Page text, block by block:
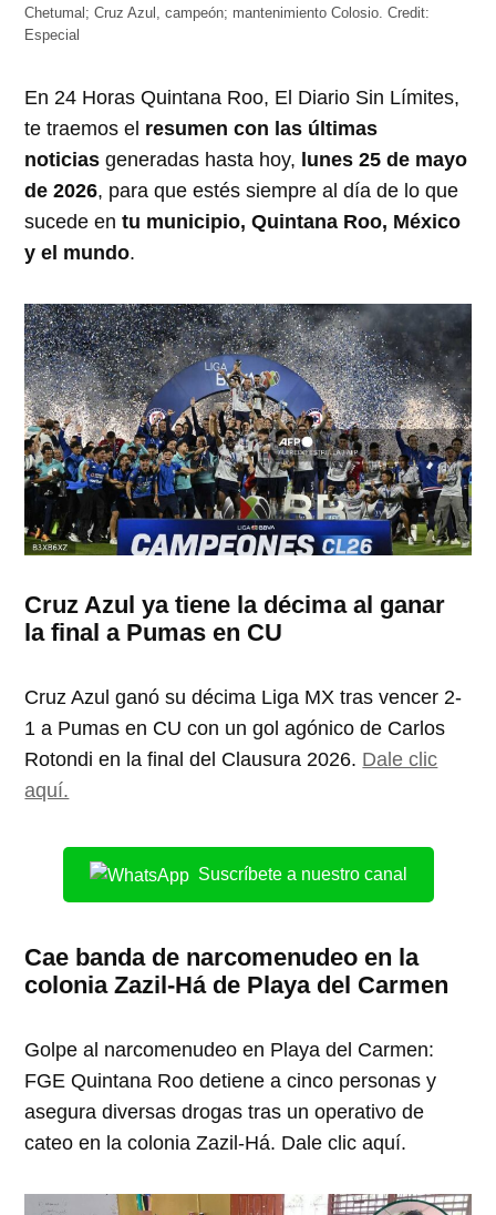
Chetumal; Cruz Azul, campeón; mantenimiento Colosio.Credit:
Especial
En 24 Horas Quintana Roo, El Diario Sin Límites,
te traemos el resumen con las últimas
noticias generadas hasta hoy, lunes 25 de mayo
de 2026, para que estés siempre al día de lo que
sucede entu municipio, Quintana Roo, México
y el mundo.
Cruz Azul ya tiene la décima al ganar
la final a Pumas en CU
Cruz Azul ganó su décima Liga MX tras vencer 2-
1 a Pumas en CU con un gol agónico de Carlos
Rotondi en la final del Clausura 2026. Dale clic
aquí.
Suscríbete a nuestro canal
Cae banda de narcomenudeo en la
colonia Zazil-Há de Playa del Carmen
Golpe al narcomenudeo en Playa del Carmen:
FGE Quintana Roo detiene a cinco personas y
asegura diversas drogas tras un operativo de
cateo en la colonia Zazil-Há. Dale clic aquí.